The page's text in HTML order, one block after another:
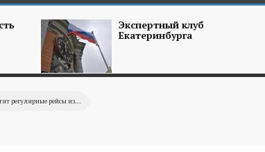
Экспертный клуб
Екатеринбурга
регулярные рейсы из...